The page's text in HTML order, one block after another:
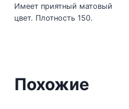
Имеет приятный матовый
цвет. Плотность 150.
Похожие